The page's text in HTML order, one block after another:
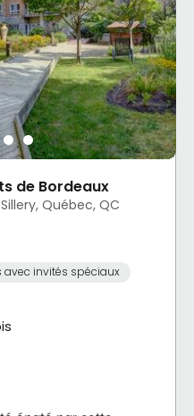
de Bordeaux
Québec, QC
avec invités spéciaux